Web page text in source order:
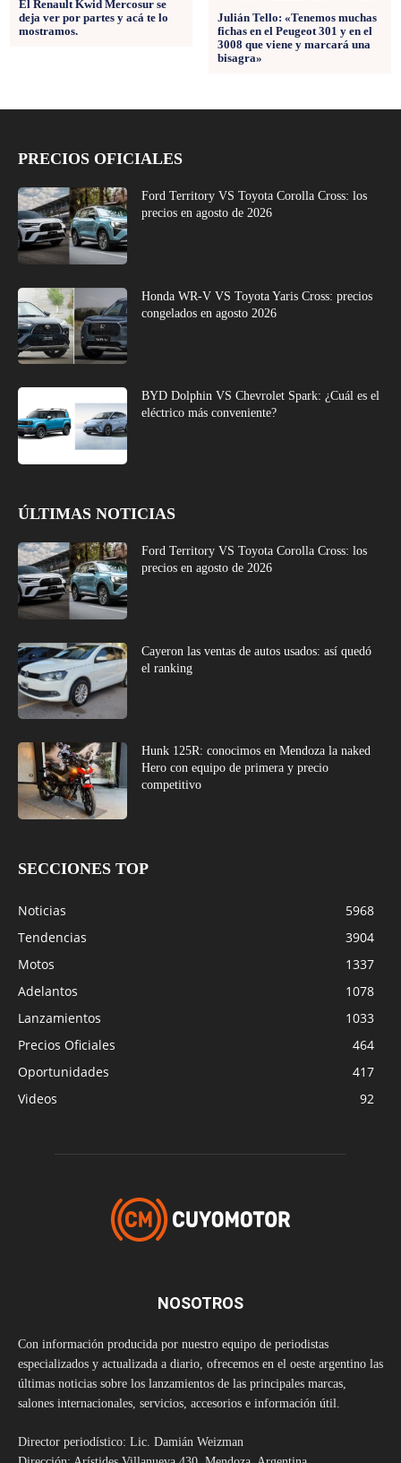
El Renault Kwid Mercosur se
deja ver por partes y acá te lo
mostramos.
Julián Tello: «Tenemos muchas
fichas en el Peugeot 301 y en el
3008 que viene y marcará una
bisagra»
PRECIOS OFICIALES
Ford Territory VS Toyota Corolla Cross: los
precios en agosto de 2026
Honda WR-V VS Toyota Yaris Cross: precios
congelados en agosto 2026
BYD Dolphin VS Chevrolet Spark: ¿Cuál es el
eléctrico más conveniente?
ÚLTIMAS NOTICIAS
Ford Territory VS Toyota Corolla Cross: los
precios en agosto de 2026
Cayeron las ventas de autos usados: así quedó
el ranking
Hunk 125R: conocimos en Mendoza la naked
Hero con equipo de primera y precio
competitivo
SECCIONES TOP
Noticias
5968
Tendencias
3904
Motos
1337
Adelantos
1078
Lanzamientos
1033
Precios Oficiales
464
Oportunidades
417
Videos
92
NOSOTROS
Con información producida por nuestro equipo de periodistas
especializados y actualizada a diario, ofrecemos en el oeste argentino las
últimas noticias sobre los lanzamientos de las principales marcas,
salones internacionales, servicios, accesorios e información útil.
Director periodístico: Lic. Damián Weizman